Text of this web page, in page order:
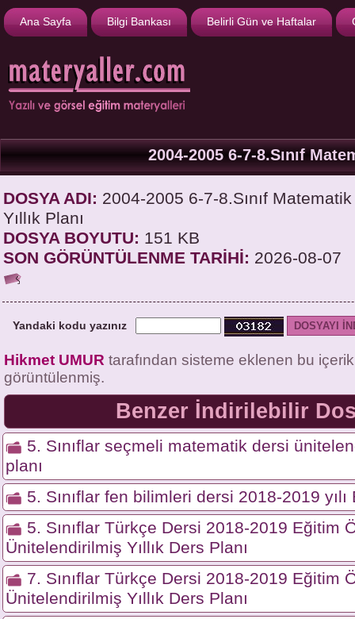
Ana Sayfa Bilgi Bankası Belirli Gün ve Haftalar
2004-2005 6-7-8.Sınıf
DOSYA ADI: 2004-2005 6-7-8.Sınıf
Yıllık Planı
DOSYA BOYUTU: 151 KB
SON GÖRÜNTÜLENME TARİHİ: 2026-08-07
Yandaki kodu yazınız
Hikmet UMUR tarafından sisteme eklenen bu
görüntülenmiş.
Benzer İndirilebilir
5. Sınıflar seçmeli matematik dersi
planı
5. Sınıflar fen bilimleri dersi 2018-2019 yılı
5. Sınıflar Türkçe Dersi 2018-2019 Eğitim
Ünitelendirilmiş Yıllık Ders Planı
7. Sınıflar Türkçe Dersi 2018-2019 Eğitim
Ünitelendirilmiş Yıllık Ders Planı